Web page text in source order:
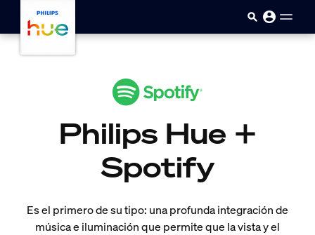
Saltar al contenido principal
Philips Hue +
Spotify
Es el primero de su tipo: una profunda integración de
música e iluminación que permite que la vista y el